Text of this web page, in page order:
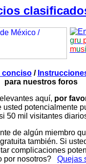
gru
musi
conciso/
para nuestros foros
aquí, por
usted potencialmente
50 mil visitantes
de algún miembro
también. Si
complicaciones
por nosotros? Quejas